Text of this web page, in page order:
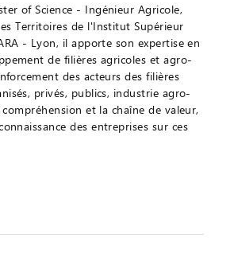
of Science - Ingénieur Agricole,
Territoires de l'Institut Supérieur
- Lyon, il apporte son expertise en
de filières agricoles et agro-
des acteurs des filières
privés, publics, industrie agro-
et la chaîne de valeur,
des entreprises sur ces